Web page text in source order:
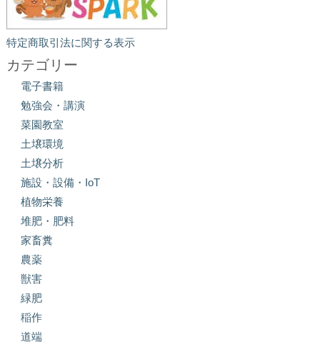
特定商取引法に関する表示
カテゴリー
電子書籍
勉強会・講演
菜園教室
土壌環境
土壌分析
施設・設備・IoT
植物栄養
堆肥・肥料
家畜糞
農薬
獣害
緑肥
稲作
道端